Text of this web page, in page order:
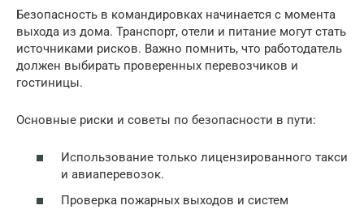
Безопасность в командировках начинается с момента
выхода из дома. Транспорт, отели и питание могут стать
источниками рисков. Важно помнить, что работодатель
должен выбирать проверенных перевозчиков и
гостиницы.
Основные риски и советы по безопасности в пути:
Использование только лицензированного такси
и авиаперевозок.
Проверка пожарных выходов и систем